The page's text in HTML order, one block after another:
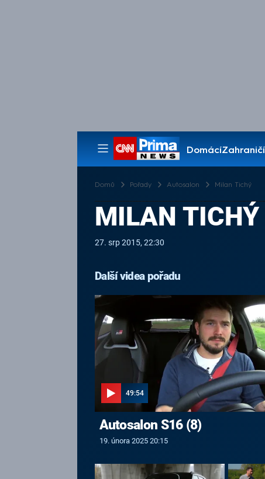
DomácíZahraničí
Pořady
Domů Pořady Autosalon Milan Tichý
MILAN TICHÝ
27. srp 2015, 22:30
Další videa pořadu
49:54
Autosalon S16 (8)
19. února 2025 20:15